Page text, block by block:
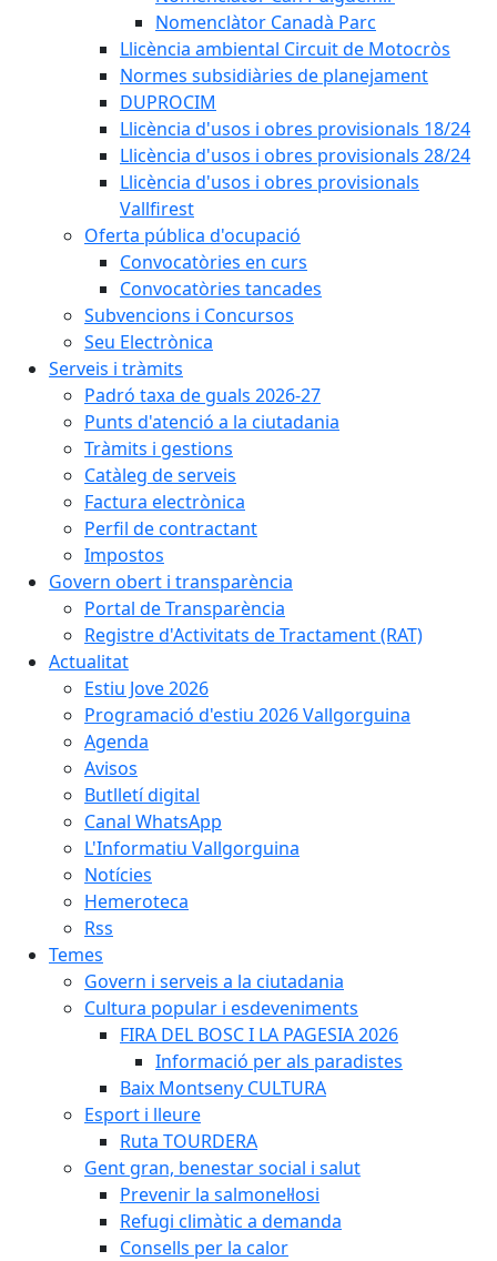
Nomenclàtor Canadà Parc
Llicència ambiental Circuit de Motocròs
Normes subsidiàries de planejament
DUPROCIM
Llicència d'usos i obres provisionals 18/24
Llicència d'usos i obres provisionals 28/24
Llicència d'usos i obres provisionals
Vallfirest
Oferta pública d'ocupació
Convocatòries en curs
Convocatòries tancades
Subvencions i Concursos
Seu Electrònica
Serveis i tràmits
Padró taxa de guals 2026-27
Punts d'atenció a la ciutadania
Tràmits i gestions
Catàleg de serveis
Factura electrònica
Perfil de contractant
Impostos
Govern obert i transparència
Portal de Transparència
Registre d'Activitats de Tractament (RAT)
Actualitat
Estiu Jove 2026
Programació d'estiu 2026 Vallgorguina
Agenda
Avisos
Butlletí digital
Canal WhatsApp
L'Informatiu Vallgorguina
Notícies
Hemeroteca
Rss
Temes
Govern i serveis a la ciutadania
Cultura popular i esdeveniments
FIRA DEL BOSC I LA PAGESIA 2026
Informació per als paradistes
Baix Montseny CULTURA
Esport i lleure
Ruta TOURDERA
Gent gran, benestar social i salut
Prevenir la salmonel·losi
Refugi climàtic a demanda
Consells per la calor